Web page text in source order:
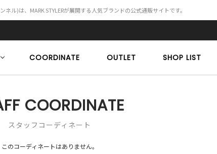
ル)は、MARK STYLERが展開する人気ブランドの公式通販サイトです。
COORDINATE OUTLET SHOP LIST
COORDINATE
スタッフコーディネート
このコーディネートはありません。